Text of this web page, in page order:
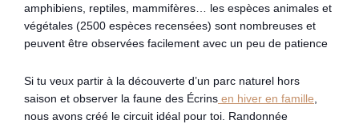
amphibiens, reptiles, mammifères… les espèces animales et
végétales (2500 espèces recensées) sont nombreuses et
peuvent être observées facilement avec un peu de patience
Si tu veux partir à la découverte d’un parc naturel hors
saison et observer la faune des Écrins en hiver en famille
nous avons créé le circuit idéal pour toi. Randonnée